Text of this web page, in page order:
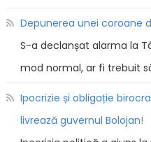
Depunerea unei coroane
S-a declanșat alarma la
mod normal, ar fi trebuit
Ipocrizie și obligație
livrează guvernul Bolojan!